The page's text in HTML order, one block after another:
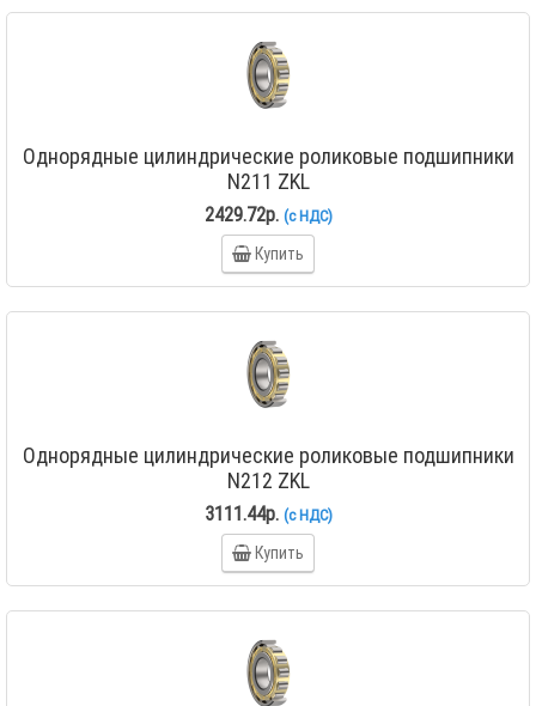
Однорядные цилиндрические роликовые подшипники
N211 ZKL
2429.72р. (с НДС)
Купить
Однорядные цилиндрические роликовые подшипники
N212 ZKL
3111.44р. (с НДС)
Купить